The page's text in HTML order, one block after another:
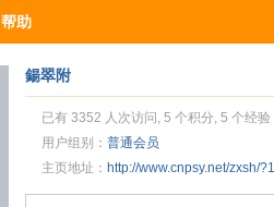
帮助
鍚翠附
已有 3352 人次访问, 5 个积分, 5 个经验
用户组别： 普通会员
主页地址： http://www.cnpsy.net/zxsh/